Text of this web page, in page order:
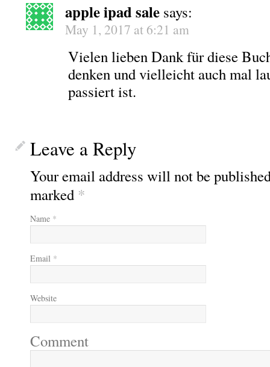
apple ipad sale says:
May 1, 2017 at 6:21 am
Vielen lieben Dank für diese
denken und vielleicht auch mal
passiert ist.
Leave a Reply
Your email address will not be
marked *
Name *
Email *
Website
Comment